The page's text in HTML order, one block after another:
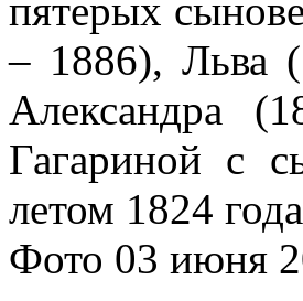
пятерых
– 1886), Льва
Александра
Гагариной с
летом 1824
Фото 03 июня